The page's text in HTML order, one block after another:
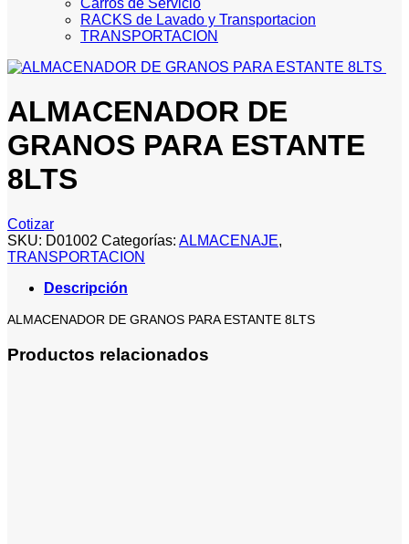
Carros de Servicio
RACKS de Lavado y Transportacion
TRANSPORTACION
ALMACENADOR DE
GRANOS PARA ESTANTE
8LTS
Cotizar
SKU: D01002 Categorías: ALMACENAJE,
TRANSPORTACION
Descripción
ALMACENADOR DE GRANOS PARA ESTANTE 8LTS
Productos relacionados